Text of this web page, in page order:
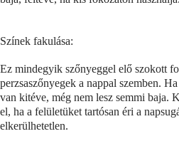
Színek fakulása:
Ez mindegyik szőnyeggel elő szokott
perzsaszőnyegek a nappal szemben.
van kitéve, még nem lesz semmi baja.
el, ha a felületüket tartósan éri a
elkerülhetetlen.